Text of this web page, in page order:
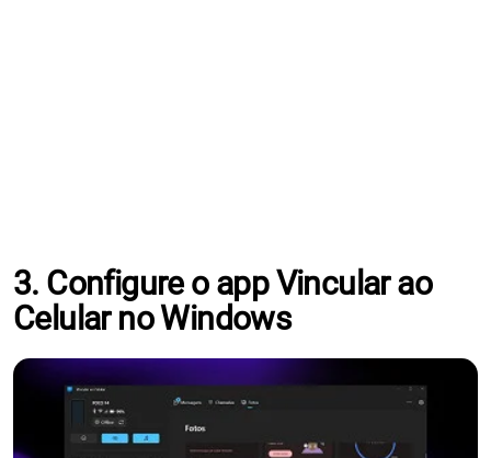
3. Configure o app Vincular ao
Celular no Windows